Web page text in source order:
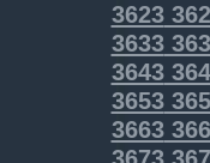
3623
3633
3643
3653
3663